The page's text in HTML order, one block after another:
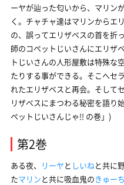
ーヤが辿った匂いから、マリン
く。チャチャ達はマリンからエ
の、誤ってエリザベスの首を折
師のコペットじいさんにエリザ
トじいさんの人形屋敷は特殊な
たりする事ができる。そこへセ
れたエリザベスと再会。そして
リザベスにまつわる秘密を語り
ペットじいさんじゃ!! の巻」)
第2巻
ある夜、 リーヤと しいねと共に
たマリンと共に吸血鬼のきゅー